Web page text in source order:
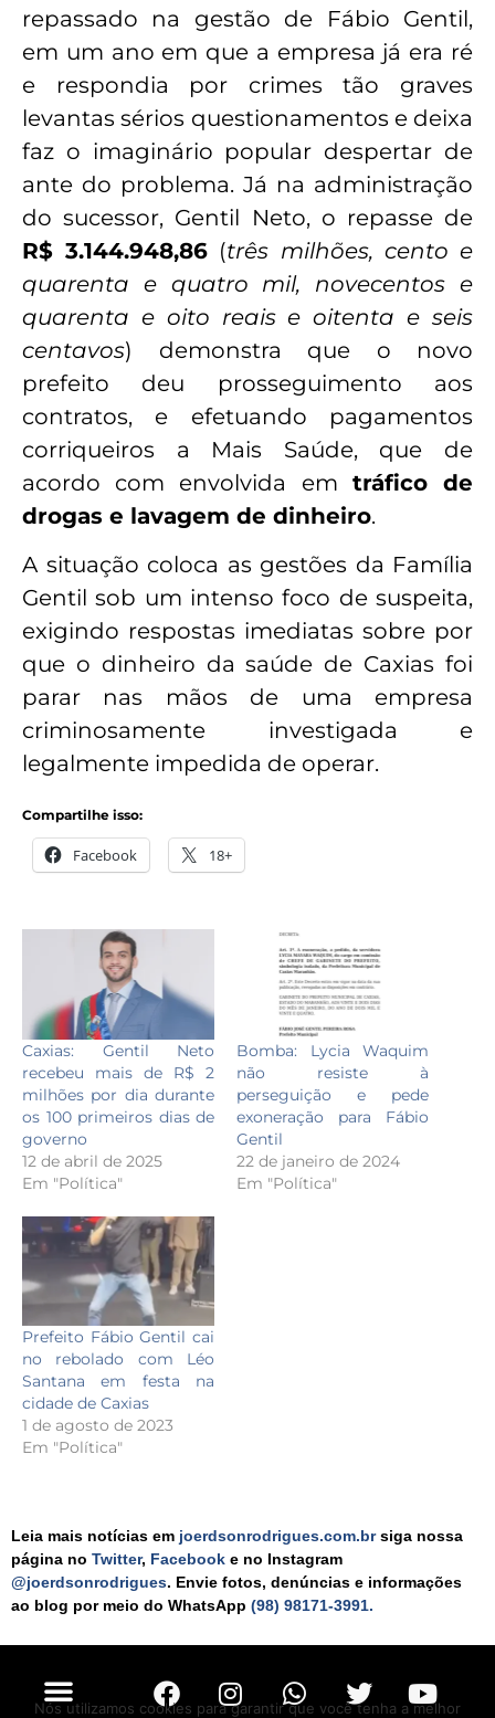
repassado na gestão de Fábio Gentil,
em um ano em que a empresa já era ré
e respondia por crimes tão graves
levantas sérios questionamentos e deixa
faz o imaginário popular despertar de
ante do problema. Já na administração
do sucessor, Gentil Neto, o repasse de
R$ 3.144.948,86 (três milhões, cento e
quarenta e quatro mil, novecentos e
quarenta e oito reais e oitenta e seis
centavos) demonstra que o novo
prefeito deu prosseguimento aos
contratos, e efetuando pagamentos
corriqueiros a Mais Saúde, que de
acordo com envolvida em tráfico de
drogas e lavagem de dinheiro.
A situação coloca as gestões da Família
Gentil sob um intenso foco de suspeita,
exigindo respostas imediatas sobre por
que o dinheiro da saúde de Caxias foi
parar nas mãos de uma empresa
criminosamente investigada e
legalmente impedida de operar.
Compartilhe isso:
Facebook 18+
Caxias: Gentil Neto
recebeu mais de R$ 2
milhões por dia durante
os 100 primeiros dias de
governo
12 de abril de 2025
Em "Política"
Bomba: Lycia Waquim
não resiste à
perseguição e pede
exoneração para Fábio
Gentil
22 de janeiro de 2024
Em "Política"
Prefeito Fábio Gentil cai
no rebolado com Léo
Santana em festa na
cidade de Caxias
1 de agosto de 2023
Em "Política"
Leia mais notícias em joerdsonrodrigues.com.brsiga nossa
página no Twitter, Facebook e no Instagram
@joerdsonrodrigues. Envie fotos, denúncias e informações
ao blog por meio do WhatsApp (98) 98171-3991.
Nós utilizamos cookies para garantir que você tenha a melhor